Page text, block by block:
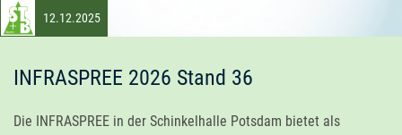
12.12.2025
INFRASPREE 2026 Stand 36
Die INFRASPREE in der Schinkelhalle Potsdam bietet als